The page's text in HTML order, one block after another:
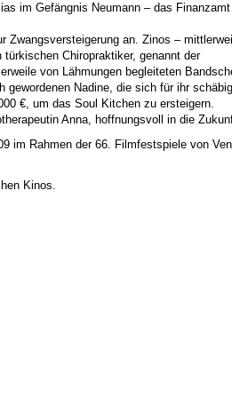
im Gefängnis Neumann – das
an. Zinos –
Chiropraktiker, genannt der
von Lähmungen begleiteten
gewordenen Nadine, die sich für ihr
€, um das Soul Kitchen zu ersteigern.
Anna, hoffnungsvoll in die
im Rahmen der 66. Filmfestspiele von
Kinos.